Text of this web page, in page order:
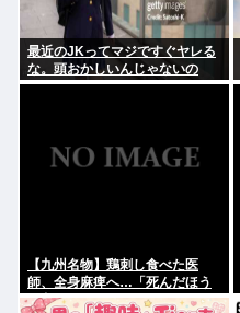
最近のJKってマジですぐヤレる
な。頭おかしいんじゃないの
【九州名物】鶏刺し食べた医
師、全身麻痺へ…「死んだほう
が良い」